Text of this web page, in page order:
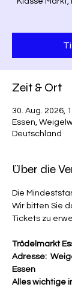
Zeit & Ort
30. Aug. 2026,
Essen,
Deutschland
Über die
Die
Wir bitten Sie
Tickets zu
Trödelmarkt
Adresse:
Essen
Alles wichtige